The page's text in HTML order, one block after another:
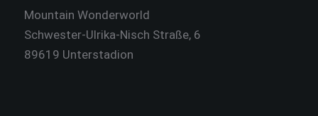
Mountain Wonderworld
Schwester-Ulrika-Nisch Straße, 6
89619 Unterstadion